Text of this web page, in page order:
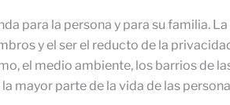
para la persona y para su familia.
y el ser el reducto de la
el medio ambiente, los barrios de
mayor parte de la vida de las